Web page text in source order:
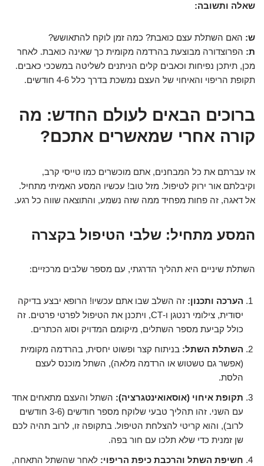
שאלה ותשובה:
ש: האם השתלת עצם כואבת? כמה זמן לוקח להתאושש?
ת: הפרוצדורה מבוצעת בהרדמה מקומית כך שאינה כואבת. לאחר
מכן, תיתכן נפיחות וכאבים קלים הניתנים לשליטה במשככי כאבים.
תקופת הריפוי והאיחוי של העצם נמשכת בדרך כלל 4-6 חודשים.
ברוכים הבאים לעולם החדש: מה
קורה אחרי שמאשרים אתכם?
אז עברתם את כל המבחנים, אתם מוכשרים כמו טייסי קרב,
וקיבלתם אור ירוק לטיפול. מזל טוב! עכשיו המסע האמיתי מתחיל.
אל דאגה, זה פחות מפחיד ממה שזה נשמע, והתוצאה שווה כל רגע.
המסע מתחיל: שלבי הטיפול בקצרה
השתלת שיניים היא תהליך הדרגתי, עם מספר שלבים מרכזיים:
הערכה ותכנון: זה השלב שבו אתם עכשיו! הרופא יבצע בדיקה
יסודית, צילומי רנטגן ו-CT, ויתכנן את הטיפול לפרטי פרטים. זה
כולל קביעת מספר השתלים, מיקומם המדויק וסוג הכתרים.
השתלת השתל: בניתוח קצר ופשוט יחסית, בהרדמה מקומית
(אפשר גם טשטוש או הרדמה מלאה), השתל מוכנס לעצם
הלסת.
תקופת איחוי (אוסאואינטגרציה): השתל והעצם מתאחים אחד
עם השני. זהו תהליך טבעי שלוקח מספר חודשים (3-6 חודשים
לרוב), והוא קריטי להצלחת הטיפול. בתקופה זו, לרוב תהיה לכם
שן זמנית כדי שלא תלכו עם חור בפה.
חשיפת השתל והרכבת כיפת הריפוי: לאחר שהשתל התאחה,